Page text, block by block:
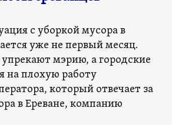
с уборкой мусора в
уже не первый месяц.
мэрию, а городские
на плохую работу
который отвечает за
в Ереване, компанию